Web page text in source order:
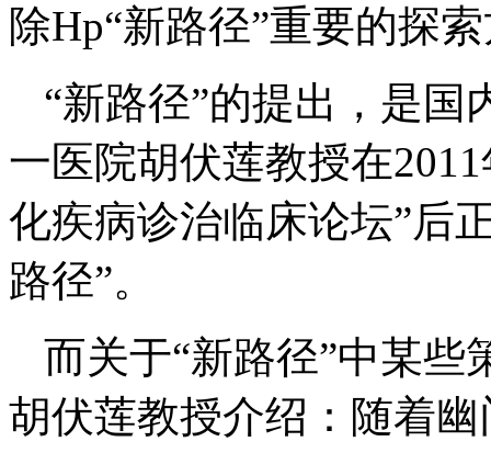
除Hp“新路径”重要的探
“新路径”的提出，是国
一医院胡伏莲教授在
化疾病诊治临床论坛”后
路径”。
而关于“新路径”中某些
胡伏莲教授介绍：随着